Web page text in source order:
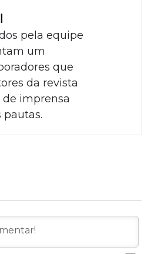
pela equipe
um
que
da revista
de imprensa
pautas.